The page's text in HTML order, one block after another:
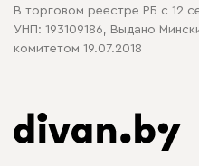
В торговом реестре РБ с 12
УНП: 193109186, Выдано
комитетом 19.07.2018